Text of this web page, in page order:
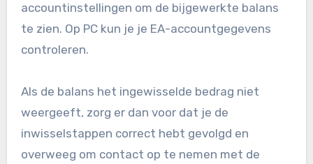
accountinstellingen om de bijgewerkte balans
te zien. Op PC kun je je EA-accountgegevens
controleren.
Als de balans het ingewisselde bedrag niet
weergeeft, zorg er dan voor dat je de
inwisselstappen correct hebt gevolgd en
overweeg om contact op te nemen met de